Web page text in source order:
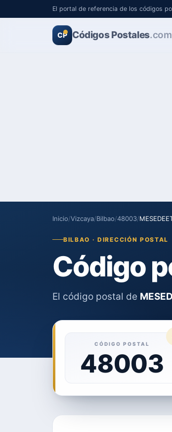
El portal de referencia de los códigos
CP Códigos Postales.com
Inicio/Vizcaya/Bilbao/48003/
BILBAO · DIRECCIÓN POSTAL
Código
El código postal de
CÓDIGO POSTAL
48003